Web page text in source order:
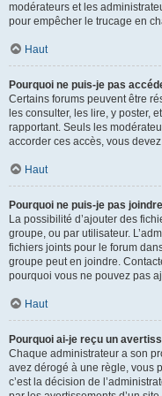
modérateurs et les
pour empêcher le trucage en
Haut
Pourquoi ne puis-je pas
Certains forums peuvent être
les consulter, les lire, y poster,
rapportant. Seuls les
accorder ces accès, vous
Haut
Pourquoi ne puis-je pas
La possibilité d’ajouter des
groupe, ou par utilisateur.
fichiers joints pour le forum
groupe peut en joindre.
pourquoi vous ne pouvez pas
Haut
Pourquoi ai-je reçu un
Chaque administrateur a son
avez dérogé à une règle, vous
c’est la décision de